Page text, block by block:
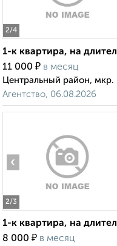
2/4
1-к квартира, на
11 000 ₽ в месяц
Центральный район,
Агентство, 06.08.2026
2/3
‹
1-к квартира, на
8 000 ₽ в месяц